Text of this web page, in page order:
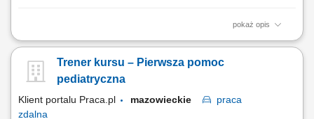
pokaż opis
Codzienne dysponowanie i operacyjne realizowanie
Samodzielne porównywanie opcji transportowych i podejmowanie
ekonomicznych decyzji w bieżącej działalności; Koordynacja procesów
Trener kursu – Pierwsza pomoc
pediatryczna
Klient portalu Praca.pl mazowieckie
praca
zdalna